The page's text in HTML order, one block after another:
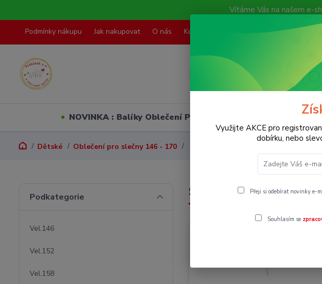
Vítáme Vás na našem e-
Podmínky nákupu Jak nakupovat O nás Kontakty
NOVINKA : Balíky Oblečení PO VELIKOSTECH Dětské
Dětské Oblečení pro slečny 146 - 170
Šaty,sukně
Podkategorie
Vel.146
Vel.152
Vel.158
Využijte AKCE pro
dobírku, nebo
Přeji si odebírat novinky e-
Souhlasím se